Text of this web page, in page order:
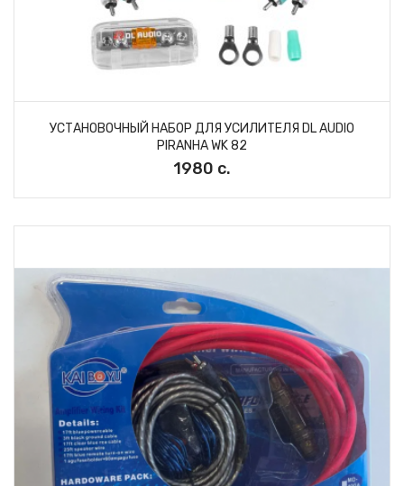
УСТАНОВОЧНЫЙ НАБОР ДЛЯ УСИЛИТЕЛЯ DL AUDIO
PIRANHA WK 82
1980 с.